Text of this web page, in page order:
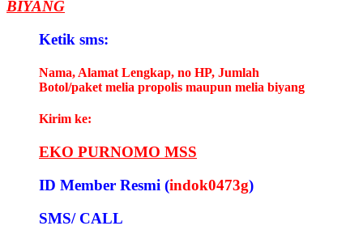
BIYANG
Ketik sms:
Nama, Alamat Lengkap, no HP, Jumlah
Botol/paket melia propolis maupun melia biyang
Kirim ke:
EKO PURNOMO MSS
ID Member Resmi (indok0473g)
SMS/ CALL